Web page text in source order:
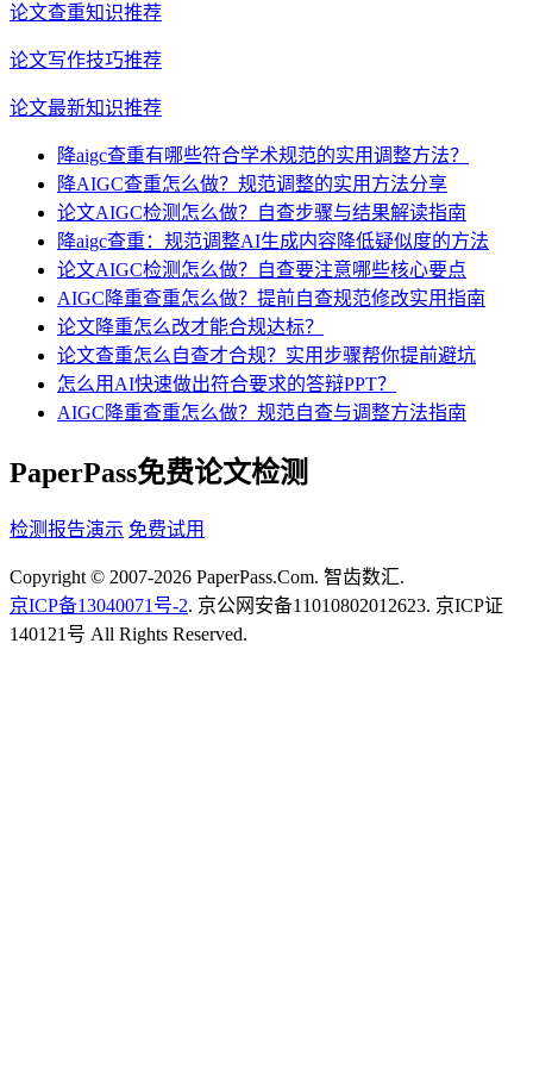
论文查重知识推荐
论文写作技巧推荐
论文最新知识推荐
降aigc查重有哪些符合学术规范的实用调整方法？
降AIGC查重怎么做？规范调整的实用方法分享
论文AIGC检测怎么做？自查步骤与结果解读指南
降aigc查重：规范调整AI生成内容降低疑似度的方法
论文AIGC检测怎么做？自查要注意哪些核心要点
AIGC降重查重怎么做？提前自查规范修改实用指南
论文降重怎么改才能合规达标？
论文查重怎么自查才合规？实用步骤帮你提前避坑
怎么用AI快速做出符合要求的答辩PPT？
AIGC降重查重怎么做？规范自查与调整方法指南
PaperPass免费论文检测
检测报告演示 免费试用
Copyright © 2007-2026 PaperPass.Com. 智齿数汇.
京ICP备13040071号-2. 京公网安备11010802012623. 京ICP证
140121号 All Rights Reserved.